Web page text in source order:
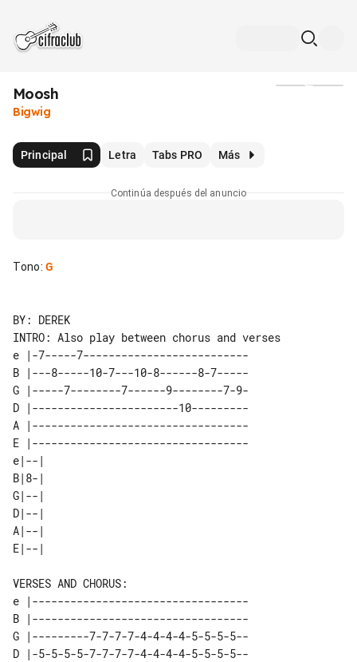
Moosh
Bigwig
Principal Letra Tabs PRO Más
Continúa después del anuncio
Tono: G
INTRO: Also play between chorus and verses
e |-7-----7--------------------------
B |---8-----10-7---10-8------8-7-----
G |-----7--------7------9--------7-9-
D |-----------------------10---------
A |----------------------------------
E |----------------------------------
e|--|
B|8-|
G|--|
D|--|
A|--|
VERSES AND CHORUS:
e |----------------------------------
B |----------------------------------
G |---------7-7-7-7-4-4-4-4-5-5-5-5--
D |-5-5-5-5-7-7-7-7-4-4-4-4-5-5-5-5--